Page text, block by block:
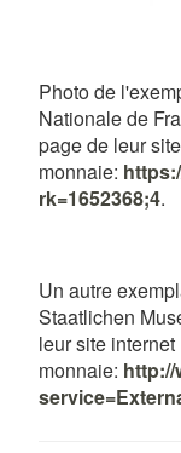
Photo de
Nationale de
page de leur
monnaie:
rk=1652368;4.
Un autre
Staatlichen
leur site
monnaie: http://